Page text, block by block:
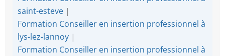
saint-esteve |
Formation Conseiller en insertion professionnel à
lys-lez-lannoy |
Formation Conseiller en insertion professionnel à